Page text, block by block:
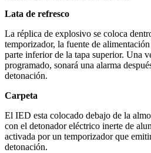
Lata de refresco
La réplica de explosivo se coloca
temporizador, la fuente de
parte inferior de la tapa superior. Una
programado, sonará una alarma
detonación.
Carpeta
El IED esta colocado debajo de la
con el detonador eléctrico inerte de
activada por un temporizador que
detonación.